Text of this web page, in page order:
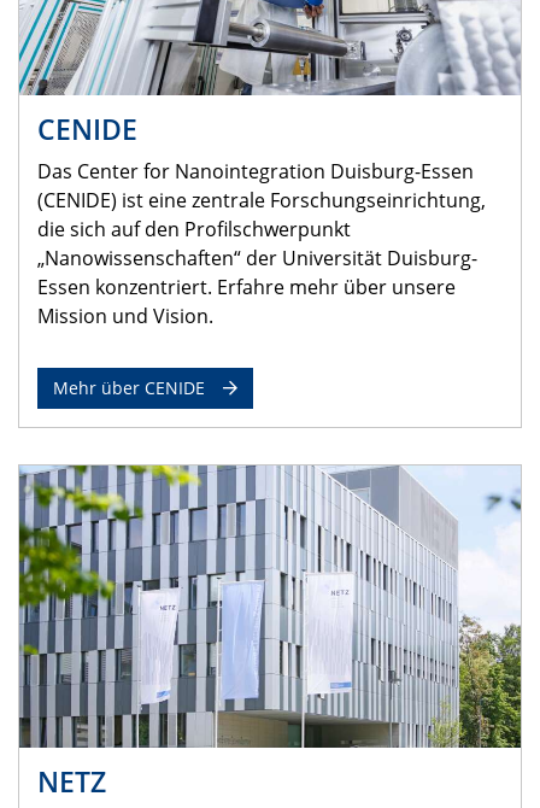
CENIDE
Das Center for Nanointegration Duisburg-Essen
(CENIDE) ist eine zentrale Forschungseinrichtung,
die sich auf den Profilschwerpunkt
„Nanowissenschaften“ der Universität Duisburg-
Essen konzentriert. Erfahre mehr über unsere
Mission und Vision.
Mehr über CENIDE
NETZ